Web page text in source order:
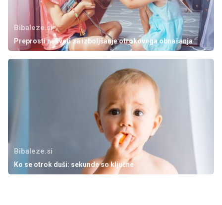
Bibaleze.si
Preprosti nasveti za izboljšanje otrokovega obnašanja
Bibaleze.si
Ko se otrok duši: sekunde so ključne